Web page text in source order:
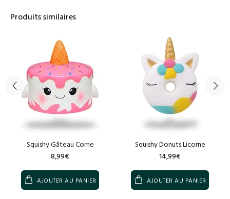
Produits similaires
Squishy Gâteau Corne
8,99€
AJOUTER AU PANIER
Squishy Donuts Licorne
14,99€
AJOUTER AU PANIER